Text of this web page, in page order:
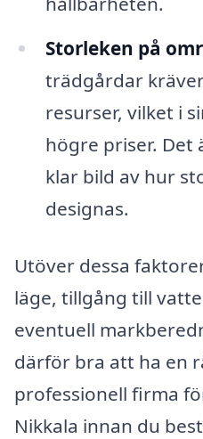
Storleken på
trädgårdar
resurser, vilket i
högre priser. Det
klar bild av hur
designas.
Utöver dessa
läge, tillgång till
eventuell
därför bra att ha en
professionell firma
Nikkala innan du